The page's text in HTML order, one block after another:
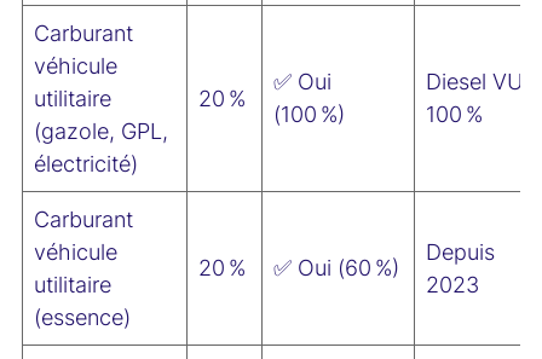
Carburant
véhicule
utilitaire
(gazole, GPL,
électricité)
20 %
✅ Oui
(100 %)
Diesel VU :
100 %
Carburant
véhicule
utilitaire
(essence)
20 % ✅ Oui (60 %)
Depuis
2023